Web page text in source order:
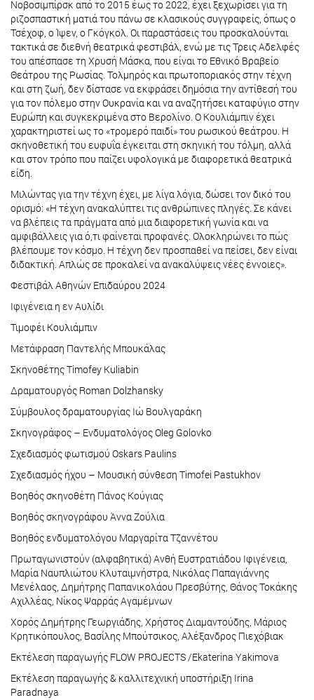
Νοβοσιμπίρσκ από το 2015 έως το 2022, έχει ξεχωρίσει για τη
ριζοσπαστική ματιά του πάνω σε κλασικούς συγγραφείς, όπως ο
Τσέχοφ, ο Ίψεν, ο Γκόγκολ. Οι παραστάσεις του προσκαλούνται
τακτικά σε διεθνή θεατρικά φεστιβάλ, ενώ με τις Τρεις Αδελφές
του απέσπασε τη Χρυσή Μάσκα, που είναι το Εθνικό Βραβείο
Θεάτρου της Ρωσίας. Τολμηρός και πρωτοποριακός στην τέχνη
και στη ζωή, δεν δίστασε να εκφράσει δημόσια την αντίθεσή του
για τον πόλεμο στην Ουκρανία και να αναζητήσει καταφύγιο στην
Ευρώπη και συγκεκριμένα στο Βερολίνο. Ο Κουλιάμπιν έχει
χαρακτηριστεί ως το «τρομερό παιδί» του ρωσικού θεάτρου. Η
σκηνοθετική του ευφυΐα έγκειται στη σκηνική του τόλμη, αλλά
και στον τρόπο που παίζει υφολογικά με διαφορετικά θεατρικά
είδη.
Μιλώντας για την τέχνη έχει, με λίγα λόγια, δώσει τον δικό του
ορισμό: «Η τέχνη ανακαλύπτει τις ανθρώπινες πληγές. Σε κάνει
να βλέπεις τα πράγματα από μια διαφορετική γωνία και να
αμφιβάλλεις για ό,τι φαίνεται προφανές. Ολοκληρώνει το πώς
βλέπουμε τον κόσμο. Η τέχνη δεν προσπαθεί να πείσει, δεν είναι
διδακτική. Απλώς σε προκαλεί να ανακαλύψεις νέες έννοιες».
Φεστιβάλ Αθηνών Επιδαύρου 2024
Ιφιγένεια η εν Αυλίδι
Τιμοφέι Κουλιάμπιν
Μετάφραση Παντελής Μπουκάλας
Σκηνοθέτης Timofey Kuliabin
Δραματουργός Roman Dolzhansky
Σύμβουλος δραματουργίας Ιώ Βουλγαράκη
Σκηνογράφος – Ενδυματολόγος Oleg Golovko
Σχεδιασμός φωτισμού Oskars Paulins
Σχεδιασμός ήχου – Μουσική σύνθεση Timofei Pastukhov
Βοηθός σκηνοθέτη Πάνος Κούγιας
Βοηθός σκηνογράφου Άννα Ζούλια
Βοηθός ενδυματολόγου Μαργαρίτα Τζαννέτου
Πρωταγωνιστούν (αλφαβητικά) Ανθή Ευστρατιάδου Ιφιγένεια,
Μαρία Ναυπλιώτου Κλυταιμνήστρα, Νικόλας Παπαγιάννης
Μενέλαος, Δημήτρης Παπανικολάου Πρεσβύτης, Θάνος Τοκάκης
Αχιλλέας, Νίκος Ψαρράς Αγαμέμνων
Χορός Δημήτρης Γεωργιάδης, Χρήστος Διαμαντούδης, Μάριος
Κρητικόπουλος, Βασίλης Μπούτσικος, Αλέξανδρος Πιεχόβιακ
Εκτέλεση παραγωγής FLOW PROJECTS /Ekaterina Yakimova
Εκτέλεση παραγωγής & καλλιτεχνική υποστήριξη Irina
Paradnaya